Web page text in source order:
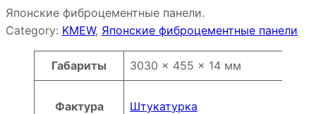
Японские фиброцементные панели.
Category: KMEW, Японские фиброцементные панели
Атрибуты Значение
Габариты 3030 × 455 × 14 мм
Фактура Штукатурка